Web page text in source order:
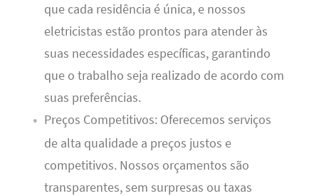
que cada residência é única, e nossos
eletricistas estão prontos para atender às
suas necessidades específicas, garantindo
que o trabalho seja realizado de acordo com
suas preferências.
Preços Competitivos: Oferecemos serviços
de alta qualidade a preços justos e
competitivos. Nossos orçamentos são
transparentes, sem surpresas ou taxas